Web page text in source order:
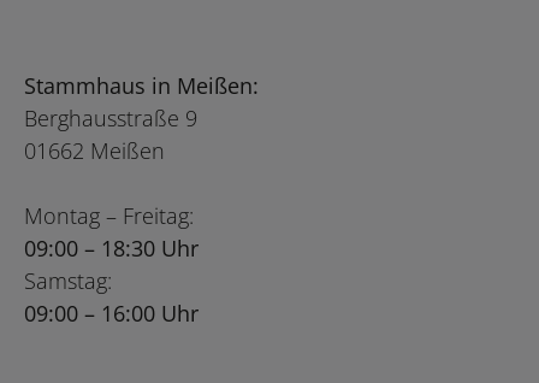
Stammhaus in Meißen:
Berghausstraße 9
01662 Meißen
Montag – Freitag:
09:00 – 18:30 Uhr
Samstag:
09:00 – 16:00 Uhr